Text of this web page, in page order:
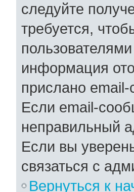
следуйте
требуется,
информация
прислано
Если email-
неправильный
Если вы
связаться с
Вернуться к